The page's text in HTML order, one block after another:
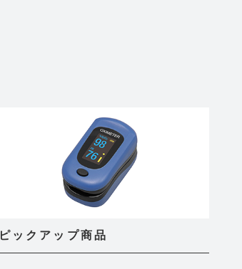
ピックアップ商品